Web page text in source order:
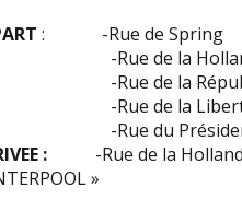
: -Rue de Spring
de la
de la
de la
du Président
: -Rue de la Hollande
»